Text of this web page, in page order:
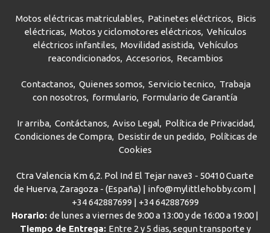
Motos eléctricas matriculables Patinetes eléctricos
Bicis
eléctricas Motos y ciclomotores eléctricos Vehículos
eléctricos infantiles Movilidad asistida Vehículos
reacondicionados Accesorios Recambios
Contactanos Quienes somos Servicio tecnico
Trabaja
con nosotros
formulario Formulario de Garantía
Ir arriba Contáctanos Aviso Legal
Política de Privacidad
Condiciones de Compra Desistir de un pedido
Políticas de
Cookies
Ctra Valencia Km 6,2. Pol Ind El Tejar nave3 - 50410 Cuarte
de Huerva, Zaragoza - (España) | info@mylittlehobby.com |
+34 642887699 | +34 642887699
Horario: de lunes a viernes de 9:00 a 13:00 y de 16:00 a 19:00 |
Tiempo de Entrega: Entre 2 y 5 dias, segun transporte y